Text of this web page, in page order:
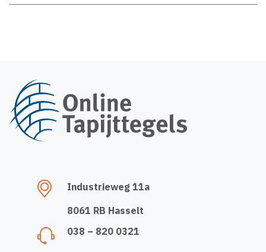
Industrieweg 11a
8061 RB Hasselt
038 – 820 0321